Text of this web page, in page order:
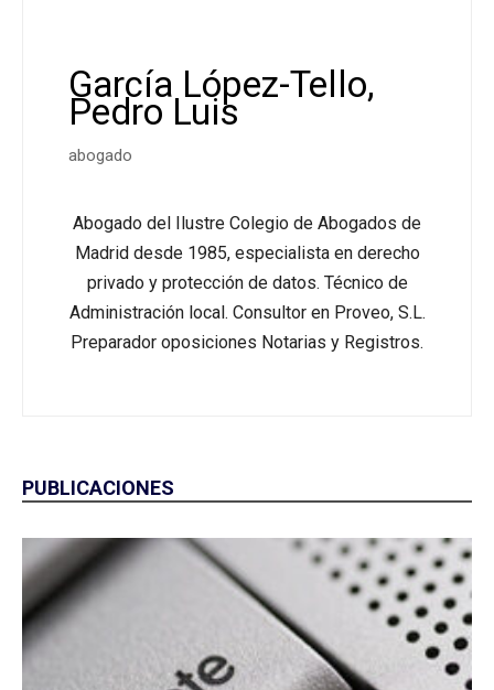
García López-Tello,
Pedro Luis
abogado
Abogado del Ilustre Colegio de Abogados de
Madrid desde 1985, especialista en derecho
privado y protección de datos. Técnico de
Administración local. Consultor en Proveo, S.L.
Preparador oposiciones Notarias y Registros.
PUBLICACIONES